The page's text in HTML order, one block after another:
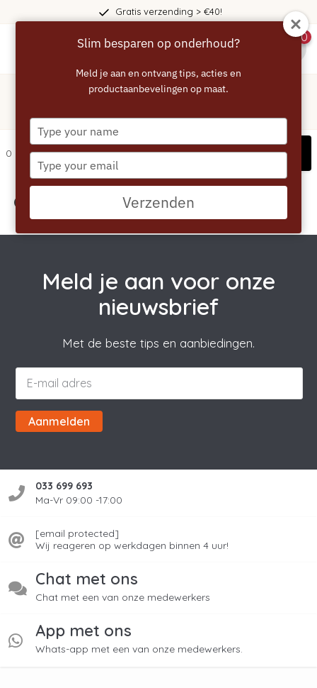
Gratis verzending > €40!
0
/goedkoop
0 artikelen Filters
Geen producten gevonden!...
Meld je aan voor onze
nieuwsbrief
Met de beste tips en aanbiedingen.
Aanmelden
033 699 693
Ma-Vr 09:00 -17:00
[email protected]
Wij reageren op werkdagen binnen 4 uur!
Chat met ons
Chat met een van onze medewerkers
App met ons
Whats-app met een van onze medewerkers.
Slim besparen op onderhoud?
Meld je aan en ontvang tips, acties en
productaanbevelingen op maat.
Type
your
name
Type
your
email
Verzenden